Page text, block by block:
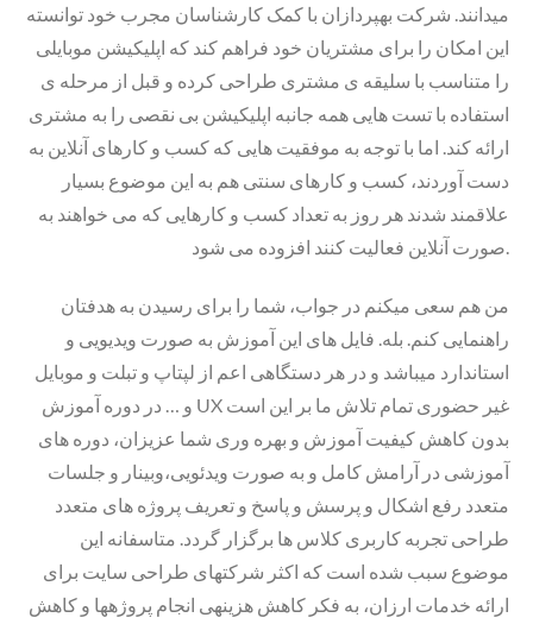
میدانند. شرکت بهپردازان با کمک کارشناسان مجرب خود توانسته
این امکان را برای مشتریان خود فراهم کند که اپلیکیشن موبایلی
را متناسب با سلیقه ی مشتری طراحی کرده و قبل از مرحله ی
استفاده با تست هایی همه جانبه اپلیکیشن بی نقصی را به مشتری
ارائه کند. اما با توجه به موفقیت هایی که کسب و کارهای آنلاین به
دست آوردند، کسب و کارهای سنتی هم به این موضوع بسیار
علاقمند شدند هر روز به تعداد کسب و کارهایی که می خواهند به
صورت آنلاین فعالیت کنند افزوده می شود.
من هم سعی میکنم در جواب، شما را برای رسیدن به هدفتان
راهنمایی کنم. بله. فایل های این آموزش به صورت ویدیویی و
استاندارد میباشد و در هر دستگاهی اعم از لپتاپ و تبلت و موبایل
و … در دوره آموزش UX غیر حضوری تمام تلاش ما بر این است
بدون کاهش کیفیت آموزش و بهره وری شما عزیزان، دوره های
آموزشی در آرامش کامل و به صورت ویدئویی،وبینار و جلسات
متعدد رفع اشکال و پرسش و پاسخ و تعریف پروژه های متعدد
طراحی تجربه کاربری کلاس ها برگزار گردد. متاسفانه این
موضوع سبب شده است که اکثر شرکتهای طراحی سایت برای
ارائه خدمات ارزان، به فکر کاهش هزینهی انجام پروژهها و کاهش